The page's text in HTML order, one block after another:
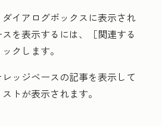
イアログボックスに表示され
を表示するには、［関連する
クします。
ッジベースの記事を表示して
トが表示されます。